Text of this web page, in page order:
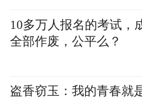
10多万人报名的考试，
全部作废，公平么？
盗香窃玉：我的青春就